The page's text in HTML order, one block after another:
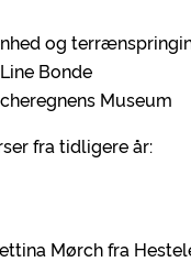
og
Bonde
Museum
fra tidligere år:
Mørch fra